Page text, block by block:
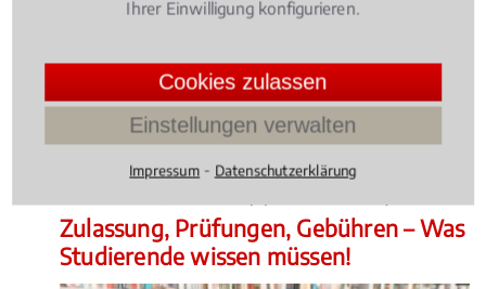
Ob Jagdunfälle, Schäden bei der Treibjagd oder der
Konfrontation mit Recht und Gesetz eine große
Herausforderung.
4.014598540145985 /
Bewertungen)
Zulassung, Prüfungen, Gebühren – Was
Studierende wissen müssen!
Ihrer Einwilligung konfigurieren.
Cookies zulassen
Einstellungen verwalten
Impressum ⁃ Datenschutzerklärung